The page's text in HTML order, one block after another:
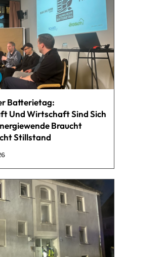
Batterietag:
Und Wirtschaft Sind Sich
Braucht
Stillstand